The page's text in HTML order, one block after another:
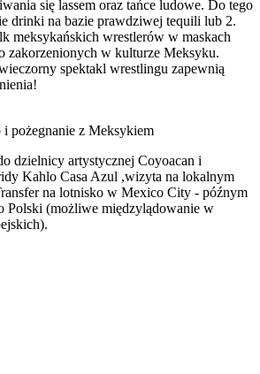
się lassem oraz tańce ludowe. Do tego
drinki na bazie prawdziwej tequili lub 2.
meksykańskich wrestlerów w maskach
zakorzenionych w kulturze Meksyku.
spektakl wrestlingu zapewnią
pożegnanie z Meksykiem
dzielnicy artystycznej Coyoacan i
Kahlo Casa Azul ,wizyta na lokalnym
na lotnisko w Mexico City - późnym
Polski (możliwe międzylądowanie w